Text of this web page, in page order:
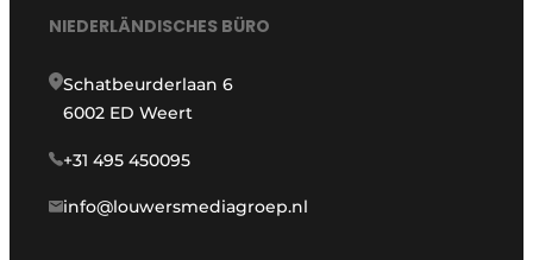
NIEDERLÄNDISCHES BÜRO
Schatbeurderlaan 6
6002 ED Weert
+31 495 450095
info@louwersmediagroep.nl